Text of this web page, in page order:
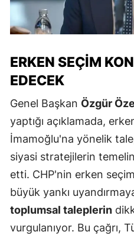
ERKEN SEÇIM
EDECEK
Genel Başkan Özgür
yaptığı açıklamada,
İmamoğlu'na yönelik
siyasi stratejilerin
etti. CHP'nin erken
büyük yankı
toplumsal taleplerin
vurgulanıyor. Bu çağrı,